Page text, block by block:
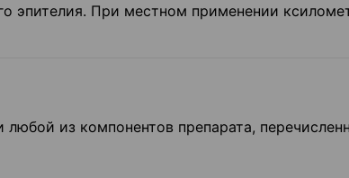
эпите­лия. При местном применении
из компонентов препарата,